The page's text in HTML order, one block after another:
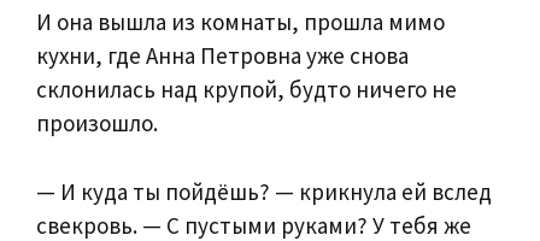
И она вышла из комнаты, прошла мимо
кухни, где Анна Петровна уже снова
склонилась над крупой, будто ничего не
произошло.
— И куда ты пойдёшь? — крикнула ей вслед
свекровь. — С пустыми руками? У тебя же